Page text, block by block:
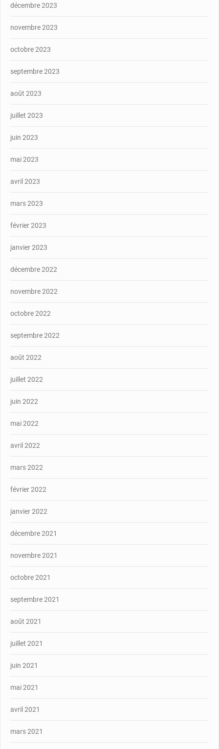
décembre 2023
novembre 2023
octobre 2023
septembre 2023
août 2023
juillet 2023
juin 2023
mai 2023
avril 2023
mars 2023
février 2023
janvier 2023
décembre 2022
novembre 2022
octobre 2022
septembre 2022
août 2022
juillet 2022
juin 2022
mai 2022
avril 2022
mars 2022
février 2022
janvier 2022
décembre 2021
novembre 2021
octobre 2021
septembre 2021
août 2021
juillet 2021
juin 2021
mai 2021
avril 2021
mars 2021